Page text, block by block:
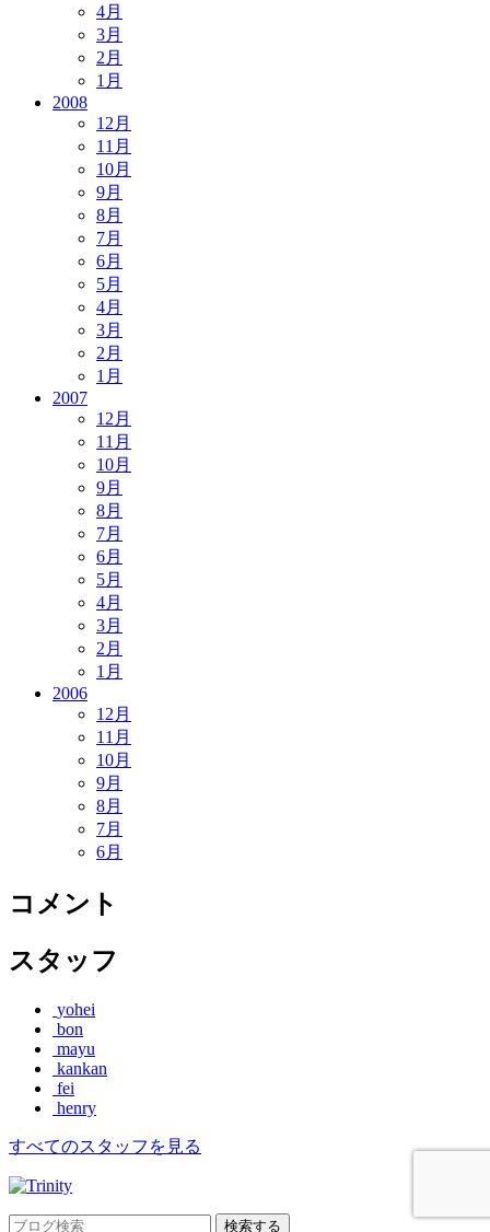
4月
3月
2月
1月
2008
12月
11月
10月
9月
8月
7月
6月
5月
4月
3月
2月
1月
2007
12月
11月
10月
9月
8月
7月
6月
5月
4月
3月
2月
1月
2006
12月
11月
10月
9月
8月
7月
6月
コメント
スタッフ
yohei
bon
mayu
kankan
fei
henry
すべてのスタッフを見る